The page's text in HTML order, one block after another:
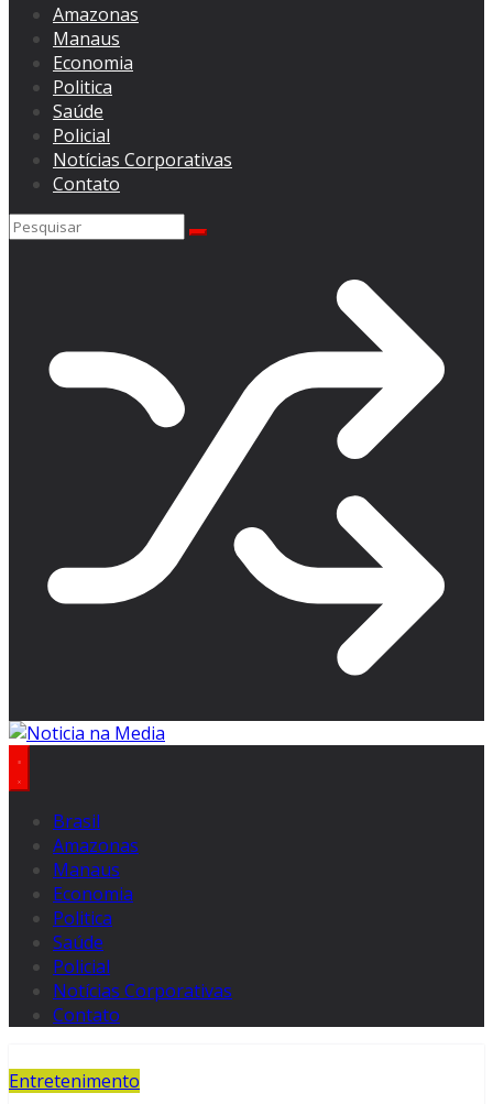
Amazonas
Manaus
Economia
Politica
Saúde
Policial
Notícias Corporativas
Contato
Brasil
Amazonas
Manaus
Economia
Politica
Saúde
Policial
Notícias Corporativas
Contato
Entretenimento